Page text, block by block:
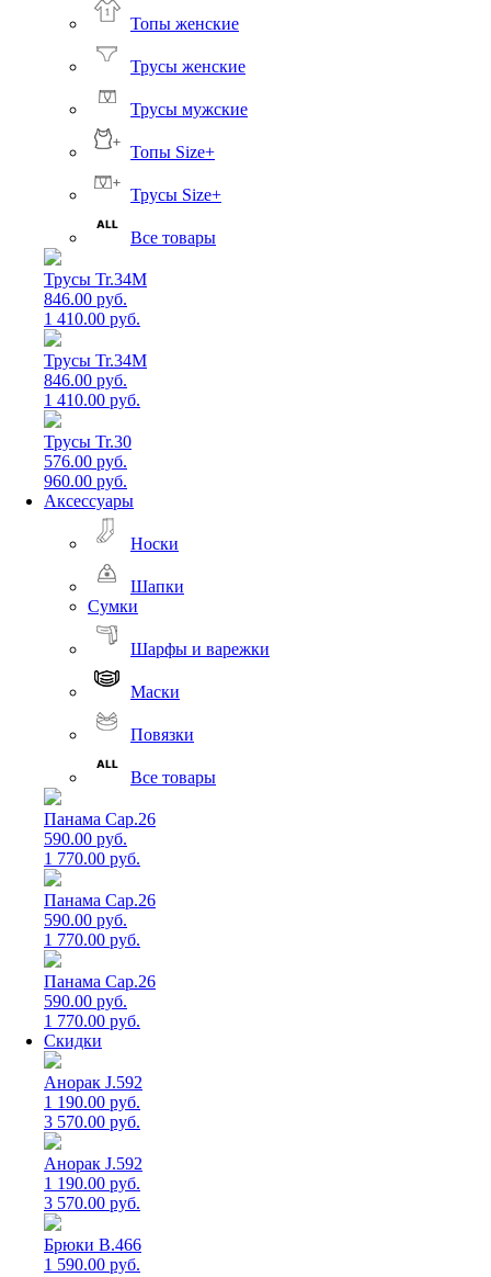
Топы женские
Трусы женские
Трусы мужские
Топы Size+
Трусы Size+
Все товары
Трусы Tr.34M
846.00 руб.
1 410.00 руб.
Трусы Tr.34M
846.00 руб.
1 410.00 руб.
Трусы Tr.30
576.00 руб.
960.00 руб.
Аксессуары
Носки
Шапки
Сумки
Шарфы и варежки
Маски
Повязки
Все товары
Панама Cap.26
590.00 руб.
1 770.00 руб.
Панама Cap.26
590.00 руб.
1 770.00 руб.
Панама Cap.26
590.00 руб.
1 770.00 руб.
Скидки
Анорак J.592
1 190.00 руб.
3 570.00 руб.
Анорак J.592
1 190.00 руб.
3 570.00 руб.
Брюки B.466
1 590.00 руб.